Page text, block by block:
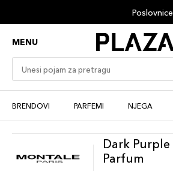
Poslovnice
MENU
BRENDOVI PARFEMI NJEGA
Dark Purple
Parfum